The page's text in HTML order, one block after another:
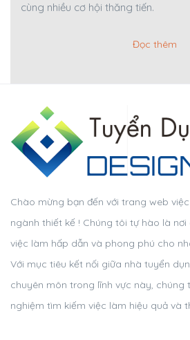
cùng nhiều cơ hội thăng tiến.
Đọc thêm
Chào mừng bạn đến với trang web
ngành thiết kế ! Chúng tôi tự hào là
việc làm hấp dẫn và phong phú cho
Với mục tiêu kết nối giữa nhà tuyển
chuyên môn trong lĩnh vực này,
nghiệm tìm kiếm việc làm hiệu quả và